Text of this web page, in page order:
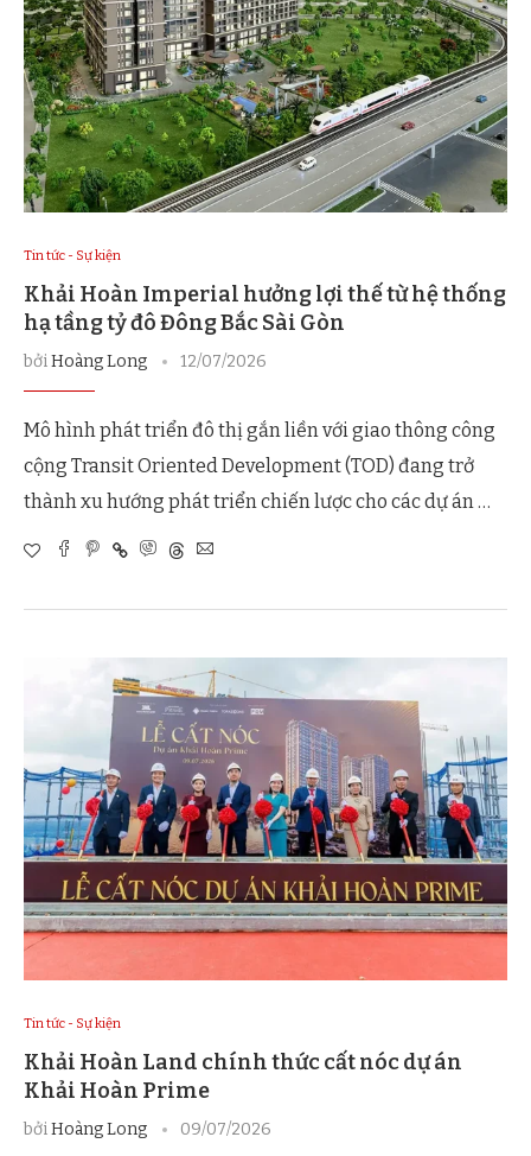
Tin tức - Sự kiện
Khải Hoàn Imperial hưởng lợi thế từ hệ thống
hạ tầng tỷ đô Đông Bắc Sài Gòn
bởiHoàng Long 12/07/2026
Mô hình phát triển đô thị gắn liền với giao thông công
cộng Transit Oriented Development (TOD) đang trở
thành xu hướng phát triển chiến lược cho các dự án …
Tin tức - Sự kiện
Khải Hoàn Land chính thức cất nóc dự án
Khải Hoàn Prime
bởiHoàng Long 09/07/2026